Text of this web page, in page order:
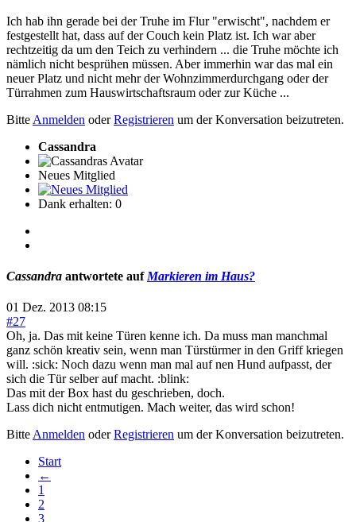
Ich hab ihn gerade bei der Truhe im Flur "erwischt", nachdem er
festgestellt hat, dass auf der Couch kein Platz ist. Ich war aber
rechtzeitig da um den Teich zu verhindern ... die Truhe möchte ich
nämlich nicht besprühen müssen. Aber immerhin war das mal ein
neuer Platz und nicht mehr der Wohnzimmerdurchgang oder der
Türrahmen zum Hauswirtschaftsraum oder zur Küche ...
Bitte Anmelden oderRegistrieren um der Konversation beizutreten.
Cassandra
Neues Mitglied
Dank erhalten: 0
Cassandra antwortete auf Markieren im Haus?
01 Dez. 2013 08:15
#27
Oh, ja. Das mit keine Türen kenne ich. Da muss man manchmal
ganz schön kreativ sein, wenn man Türstürmer in den Griff kriegen
will. :sick: Noch dazu wenn man mal auf nen Hund aufpasst, der
sich die Tür selber auf macht. :blink:
Das mit der Box hast du geschrieben, doch.
Lass dich nicht entmutigen. Mach weiter, das wird schon!
BitteAnmelden oderRegistrieren um der Konversation beizutreten.
Start
←
1
2
3